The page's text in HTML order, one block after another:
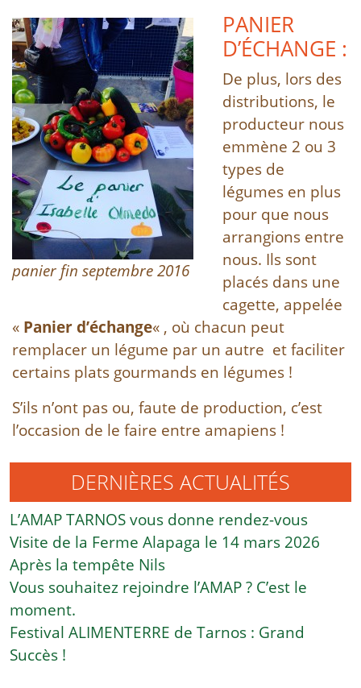
panier fin septembre 2016
PANIER
D’ÉCHANGE :
De plus, lors des
distributions, le
producteur nous
emmène 2 ou 3
types de
légumes en plus
pour que nous
arrangions entre
nous. Ils sont
placés dans une
cagette, appelée
« Panier d’échange« , où chacun peut
remplacer un légume par un autre et faciliter
certains plats gourmands en légumes !
S’ils n’ont pas ou, faute de production, c’est
l’occasion de le faire entre amapiens !
DERNIÈRES ACTUALITÉS
L’AMAP TARNOS vous donne rendez-vous
Visite de la Ferme Alapaga le 14 mars 2026
Après la tempête Nils
Vous souhaitez rejoindre l’AMAP ? C’est le
moment.
Festival ALIMENTERRE de Tarnos : Grand
Succès !